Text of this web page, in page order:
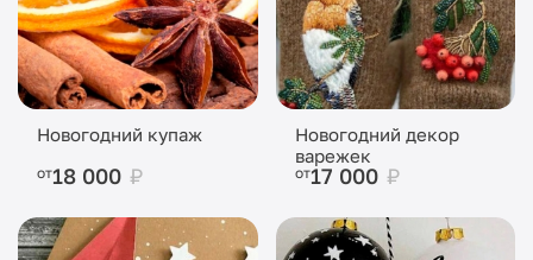
Новогодний купаж
от18 000 ₽
Новогодний декор
варежек
от17 000 ₽